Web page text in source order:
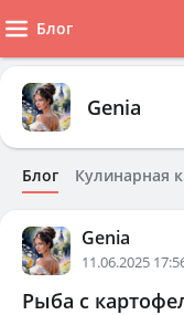
Блог
Genia
Блог Кулинарная
Genia
11.06.2025
Рыба с